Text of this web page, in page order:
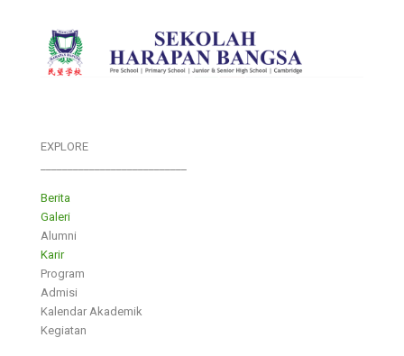
EXPLORE
Berita
Galeri
Alumni
Karir
Program
Admisi
Kalendar Akademik
Kegiatan